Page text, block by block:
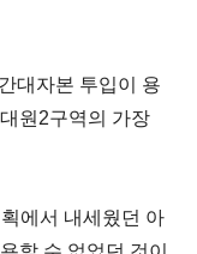
대자본 투입이 용
원 2구역의 가장
에서 내세웠던 아